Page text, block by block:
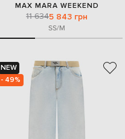
MAX MARA WEEKEND
11 6345 843 грн
SS/M
NEW
- 49%